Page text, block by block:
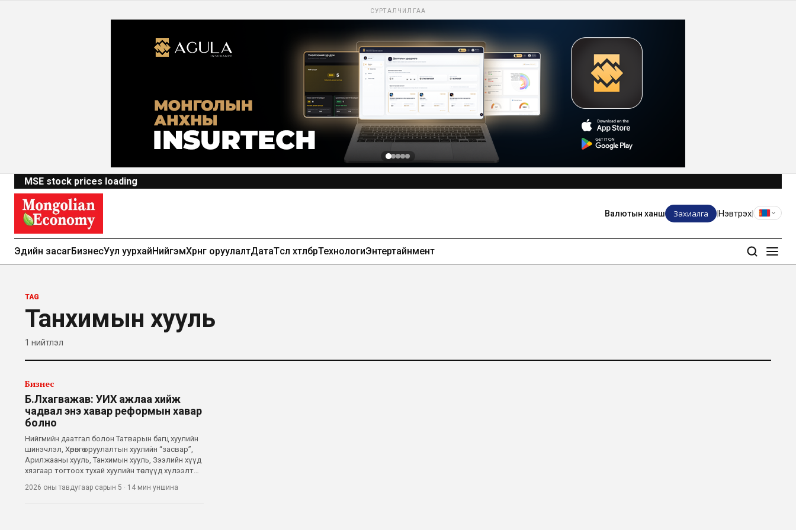
СУРТАЛЧИЛГАА
MSE stock prices loading
Валютын ханш Захиалга Нэвтрэх
Эдийн засагБизнесУул уурхайНийгэмХөрөнгө оруулалтДатаТөсөл хөтөлбөрТехнологиЭнтертайнмент
TAG
Танхимын хууль
1 нийтлэл
Бизнес
Б.Лхагважав: УИХ ажлаа хийж
чадвал энэ хавар реформын хавар
болно
Нийгмийн даатгал болон Татварын багц хуулийн
шинэчлэл, Хөрөнгө оруулалтын хуулийн “засвар”,
Арилжааны хууль, Танхимын хууль, Зээлийн хүүд
хязгаар тогтоох тухай хуулийн төслүүд хүлээлт
эсэхээс хамааран энэ хүлээлт дуусгавар болно,
эсхүл дахин үргэлжилнэ.
2026 оны тавдугаар сарын 5 · 14 мин уншина